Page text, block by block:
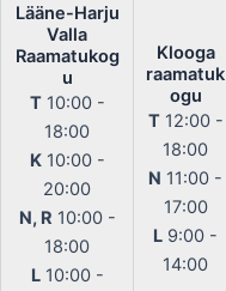
Lääne-Harju
Valla
Raamatukog
u
T10:00 -
18:00
K10:00 -
20:00
N, R 10:00 -
18:00
L10:00 -
Klooga
raamatuk
ogu
T12:00 -
18:00
N 11:00 -
17:00
L 9:00 -
14:00